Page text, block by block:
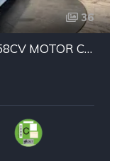
36
BMW X6 xDrive 3.0d M Paket 258CV MOTOR CON CADENA IRROMPIBLE